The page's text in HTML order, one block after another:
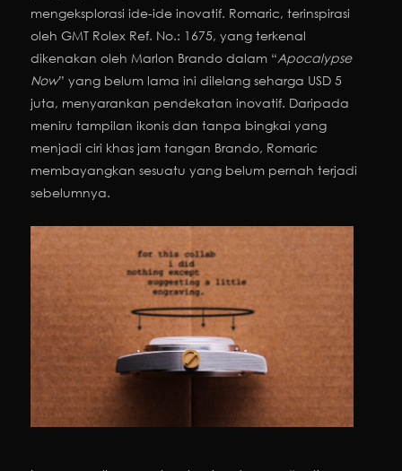
mengeksplorasi ide-ide inovatif. Romaric, terinspirasi
oleh GMT Rolex Ref. No.: 1675, yang terkenal
dikenakan oleh Marlon Brando dalam “Apocalypse
Now” yang belum lama ini dilelang seharga USD 5
juta, menyarankan pendekatan inovatif. Daripada
meniru tampilan ikonis dan tanpa bingkai yang
menjadi ciri khas jam tangan Brando, Romaric
membayangkan sesuatu yang belum pernah terjadi
sebelumnya.